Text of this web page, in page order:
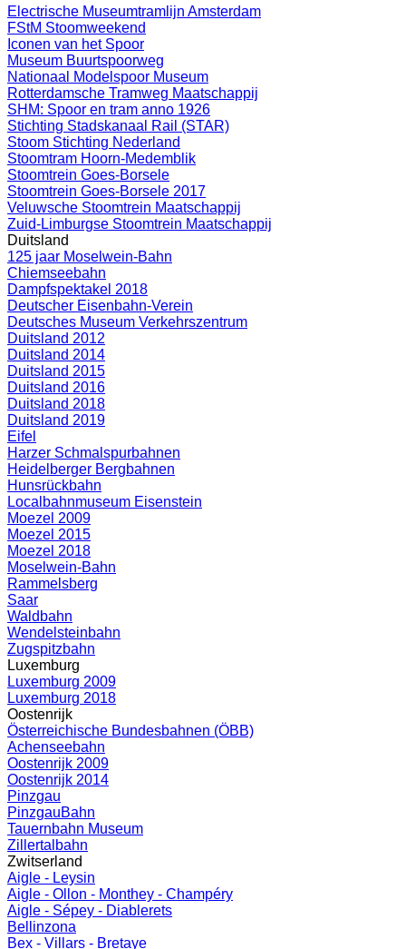
Electrische Museumtramlijn Amsterdam
FStM Stoomweekend
Iconen van het Spoor
Museum Buurtspoorweg
Nationaal Modelspoor Museum
Rotterdamsche Tramweg Maatschappij
SHM: Spoor en tram anno 1926
Stichting Stadskanaal Rail (STAR)
Stoom Stichting Nederland
Stoomtram Hoorn-Medemblik
Stoomtrein Goes-Borsele
Stoomtrein Goes-Borsele 2017
Veluwsche Stoomtrein Maatschappij
Zuid-Limburgse Stoomtrein Maatschappij
Duitsland
125 jaar Moselwein-Bahn
Chiemseebahn
Dampfspektakel 2018
Deutscher Eisenbahn-Verein
Deutsches Museum Verkehrszentrum
Duitsland 2012
Duitsland 2014
Duitsland 2015
Duitsland 2016
Duitsland 2018
Duitsland 2019
Eifel
Harzer Schmalspurbahnen
Heidelberger Bergbahnen
Hunsrückbahn
Localbahnmuseum Eisenstein
Moezel 2009
Moezel 2015
Moezel 2018
Moselwein-Bahn
Rammelsberg
Saar
Waldbahn
Wendelsteinbahn
Zugspitzbahn
Luxemburg
Luxemburg 2009
Luxemburg 2018
Oostenrijk
Österreichische Bundesbahnen (ÖBB)
Achenseebahn
Oostenrijk 2009
Oostenrijk 2014
Pinzgau
PinzgauBahn
Tauernbahn Museum
Zillertalbahn
Zwitserland
Aigle - Leysin
Aigle - Ollon - Monthey - Champéry
Aigle - Sépey - Diablerets
Bellinzona
Bex - Villars - Bretaye